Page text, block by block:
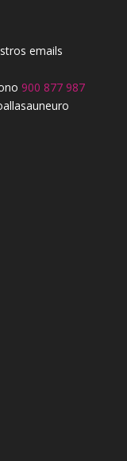
emails
900 877 987